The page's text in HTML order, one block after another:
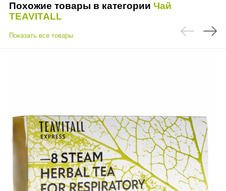
Похожие товары в категории Чай
TEAVITALL
Показать все товары